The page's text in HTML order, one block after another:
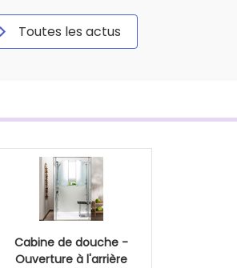
Toutes les actus
Cabine de douche -
Ouverture à l'arrière